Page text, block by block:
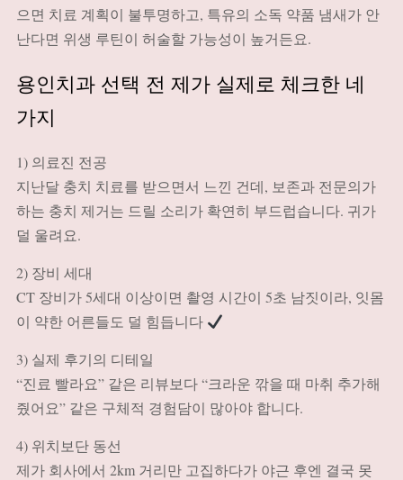
으면 치료 계획이 불투명하고, 특유의 소독 약품 냄새가 안
난다면 위생 루틴이 허술할 가능성이 높거든요.
용인치과 선택 전 제가 실제로 체크한 네
가지
1) 의료진 전공
지난달 충치 치료를 받으면서 느낀 건데, 보존과 전문의가
하는 충치 제거는 드릴 소리가 확연히 부드럽습니다. 귀가
덜 울려요.
2) 장비 세대
CT 장비가 5세대 이상이면 촬영 시간이 5초 남짓이라, 잇몸
이 약한 어른들도 덜 힘듭니다
3) 실제 후기의 디테일
“진료 빨라요” 같은 리뷰보다 “크라운 깎을 때 마취 추가해
줬어요” 같은 구체적 경험담이 많아야 합니다.
4) 위치보단 동선
제가 회사에서 2km 거리만 고집하다가 야근 후엔 결국 못